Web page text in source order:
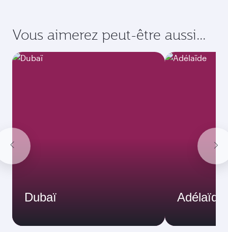
Vous aimerez peut-être aussi...
Dubaï Adélaïde